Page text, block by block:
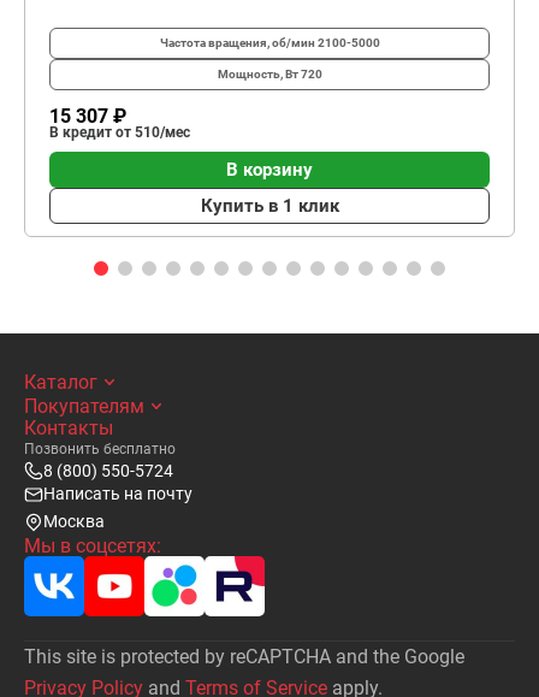
Частота вращения, об/мин 2100-5000
Мощность, Вт720
15 307 ₽
В кредит от 510/мес
В корзину
Купить в 1 клик
Каталог
Покупателям
Контакты
Позвонить бесплатно
8 (800) 550-5724
Написать на почту
Москва
Мы в соцсетях:
This site is protected by reCAPTCHA and the Google
Privacy Policy and Terms of Service apply.